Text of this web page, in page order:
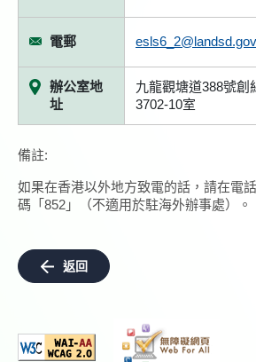
電郵
辦公室地
址
九龍觀塘道388號創
3702-10室
備註:
如果在香港以外地方致電的話，請在電
碼「852」（不適用於駐海外辦事處）。
返回